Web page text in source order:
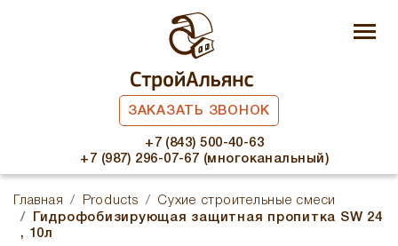
ЗАКАЗАТЬ ЗВОНОК
+7 (843) 500-40-63
+7 (987) 296-07-67 (многоканальный)
Главная Products
Сухие строительные смеси
Гидрофобизирующая защитная пропитка SW 24
, 10л